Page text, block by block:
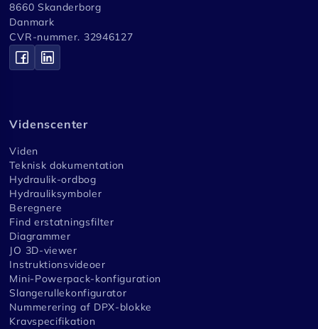
8660 Skanderborg
Danmark
CVR-nummer. 32946127
Videnscenter
Viden
Teknisk dokumentation
Hydraulik-ordbog
Hydrauliksymboler
Beregnere
Find erstatningsfilter
Diagrammer
JO 3D-viewer
Instruktionsvideoer
Mini-Powerpack-konfiguration
Slangerullekonfigurator
Nummerering af DPX-blokke
Kravspecifikation